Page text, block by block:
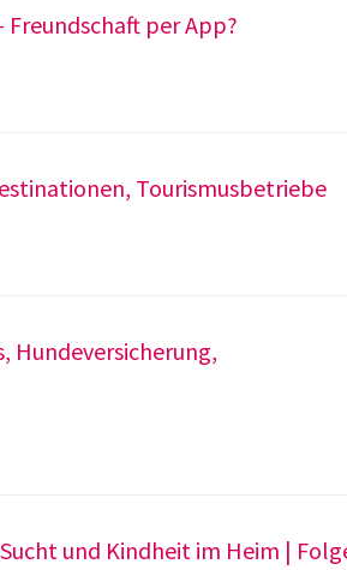
per App?
Tourismusbetriebe
Hundeversicherung,
und Kindheit im Heim |